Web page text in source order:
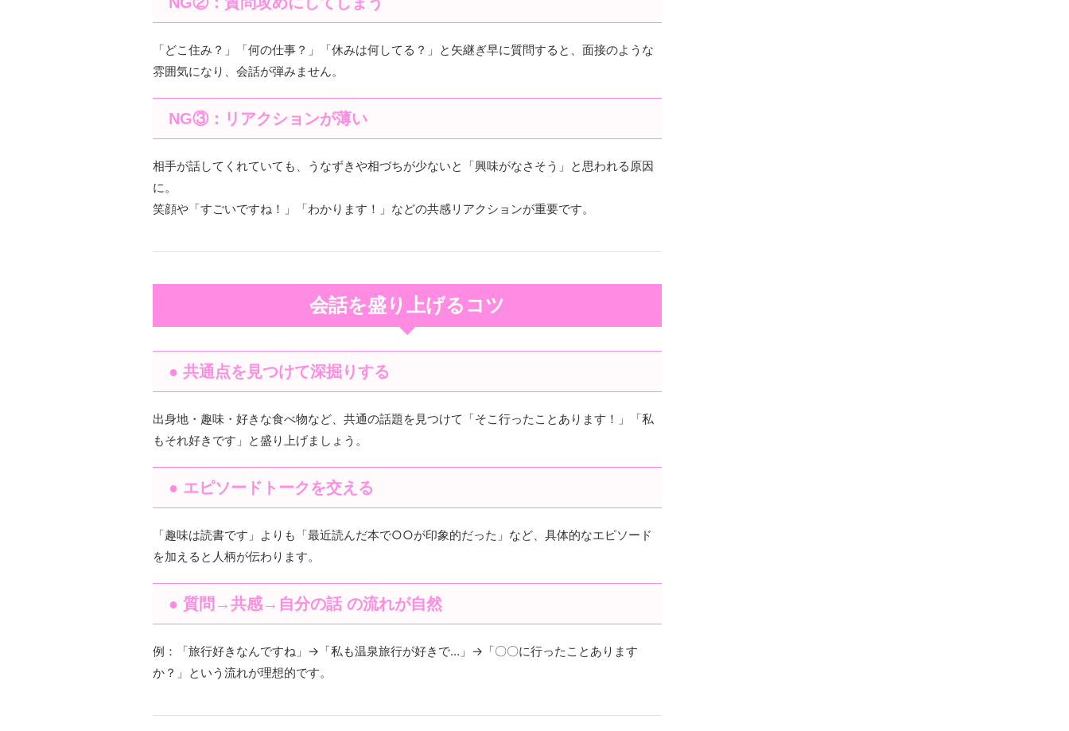
「どこ住み？」「何の仕事？」「休みは何してる？」と矢継ぎ早に質問すると、面接のような
雰囲気になり、会話が弾みません。
NG③：リアクションが薄い
相手が話してくれていても、うなずきや相づちが少ないと「興味がなさそう」と思われる原因
に。
笑顔や「すごいですね！」「わかります！」などの共感リアクションが重要です。
会話を盛り上げるコツ
● 共通点を見つけて深掘りする
出身地・趣味・好きな食べ物など、共通の話題を見つけて「そこ行ったことあります！」「私
もそれ好きです」と盛り上げましょう。
● エピソードトークを交える
「趣味は読書です」よりも「最近読んだ本で○○が印象的だった」など、具体的なエピソード
を加えると人柄が伝わります。
● 質問→共感→自分の話 の流れが自然
例：「旅行好きなんですね」→「私も温泉旅行が好きで…」→「〇〇に行ったことあります
か？」という流れが理想的です。